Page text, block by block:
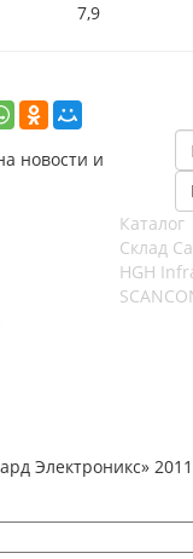
7,9
новости и
Каталог
Cклад
HGH
Электроникс»